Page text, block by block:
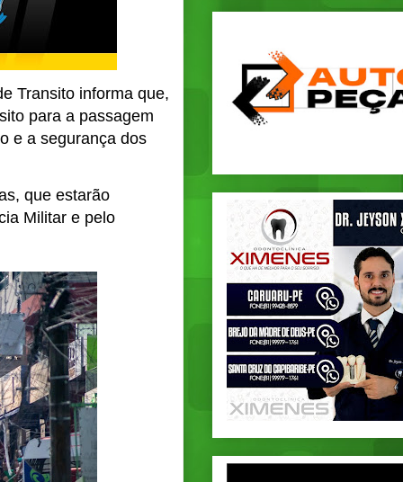
Transito informa que,
para a passagem
e a segurança dos
que estarão
Militar e pelo